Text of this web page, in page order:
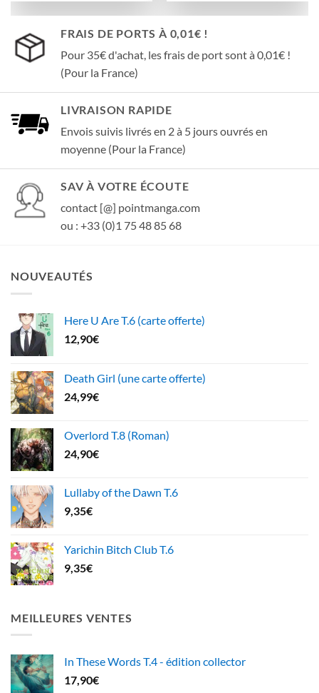
FRAIS DE PORTS À 0,01€ !
Pour 35€ d'achat, les frais de port sont à 0,01€ !
(Pour la France)
LIVRAISON RAPIDE
Envois suivis livrés en 2 à 5 jours ouvrés en
moyenne (Pour la France)
SAV À VOTRE ÉCOUTE
contact [@] pointmanga.com
ou : +33 (0)1 75 48 85 68
NOUVEAUTÉS
Here U Are T.6 (carte offerte)
12,90€
Death Girl (une carte offerte)
24,99€
Overlord T.8 (Roman)
24,90€
Lullaby of the Dawn T.6
9,35€
Yarichin Bitch Club T.6
9,35€
MEILLEURES VENTES
In These Words T.4 - édition collector
17,90€